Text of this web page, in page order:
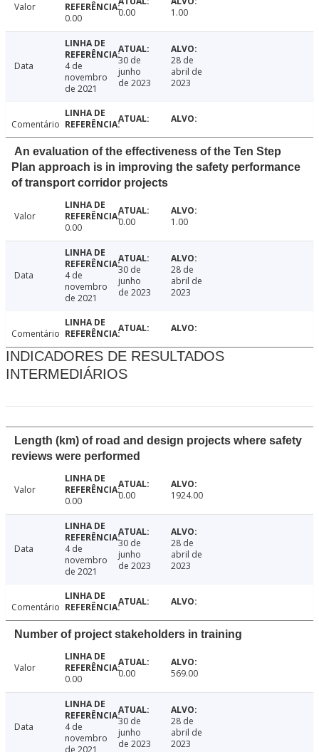
Valor
0.00
0.00 1.00
Data
4 de
novembro
de 2021
30 de
junho
de 2023
28 de
abril de
2023
Comentário
An evaluation of the effectiveness of the Ten Step
Plan approach is in improving the safety performance
of transport corridor projects
Valor
0.00
0.00 1.00
Data
4 de
novembro
de 2021
30 de
junho
de 2023
28 de
abril de
2023
Comentário
INDICADORES DE RESULTADOS
INTERMEDIÁRIOS
Length (km) of road and design projects where safety
reviews were performed
Valor
0.00
0.00 1924.00
Data
4 de
novembro
de 2021
30 de
junho
de 2023
28 de
abril de
2023
Comentário
Number of project stakeholders in training
Valor
0.00
0.00 569.00
Data
4 de
novembro
30 de
junho
de 2023
28 de
abril de
2023